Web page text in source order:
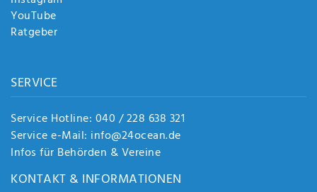
YouTube
Ratgeber
SERVICE
Service Hotline: 040 / 228 638 321
Service e-Mail: info@24ocean.de
Infos für Behörden & Vereine
KONTAKT & INFORMATIONEN